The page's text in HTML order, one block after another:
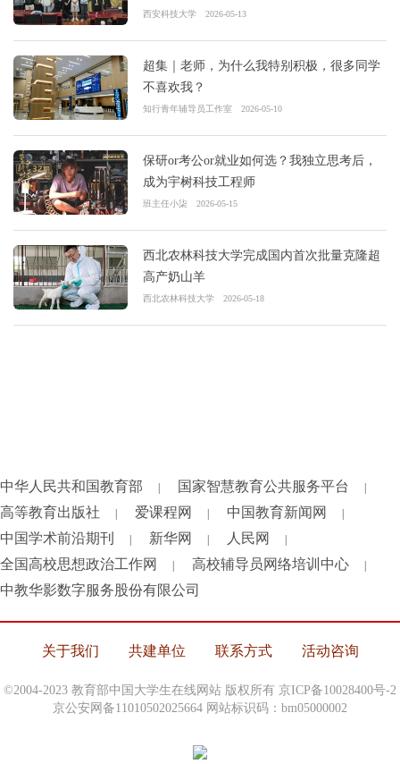
西安科技大学 2026-05-13
超集｜老师，为什么我特别积极，很多同学
不喜欢我？
知行青年辅导员工作室 2026-05-10
保研or考公or就业如何选？我独立思考后，
成为宇树科技工程师
班主任小柒 2026-05-15
西北农林科技大学完成国内首次批量克隆超
高产奶山羊
西北农林科技大学 2026-05-18
中华人民共和国教育部 | 国家智慧教育公共服务平台 |
高等教育出版社 | 爱课程网 | 中国教育新闻网 |
中国学术前沿期刊 | 新华网 | 人民网 |
全国高校思想政治工作网 | 高校辅导员网络培训中心 |
中教华影数字服务股份有限公司
关于我们 共建单位 联系方式 活动咨询
©2004-2023 教育部中国大学生在线网站 版权所有 京ICP备10028400号-2
京公安网备11010502025664 网站标识码：bm05000002